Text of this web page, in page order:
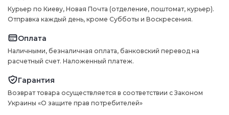
Курьер по Киеву, Новая Почта (отделение, поштомат, курьер).
Отправка каждый день, кроме Субботы и Воскресения.
Оплата
Наличными, безналичная оплата, банковский перевод на
расчетный счет. Наложенный платеж.
Гарантия
Возврат товара осуществляется в соответствии с Законом
Украины «О защите прав потребителей»